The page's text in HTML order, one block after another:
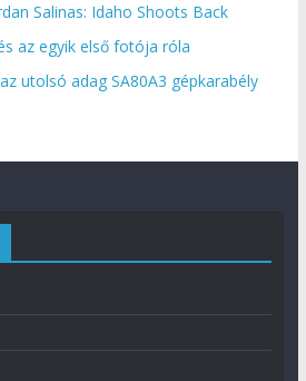
Salinas: Idaho Shoots Back
az egyik első fotója róla
utolsó adag SA80A3 gépkarabély